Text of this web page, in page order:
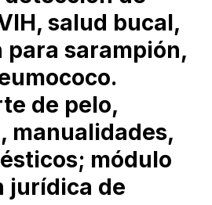
salud bucal,
sarampión,
de pelo,
manualidades,
módulo
jurídica de